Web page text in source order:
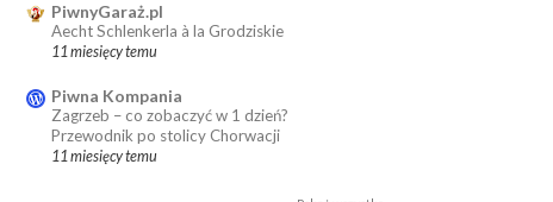
PiwnyGaraż.pl
Aecht Schlenkerla à la Grodziskie
11 miesięcy temu
Piwna Kompania
Zagrzeb – co zobaczyć w 1 dzień?
Przewodnik po stolicy Chorwacji
11 miesięcy temu